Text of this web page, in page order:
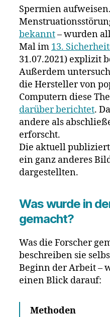
Spermien
bekannt– wurden
Mal im 13.
31.07.2021) explizit
Außerdem
die Hersteller von
Computern diese
darüber berichtet.
andere als
erforscht.
Die aktuell
ein ganz anderes
dargestellten.
Was wurde in
gemacht?
Was die Forscher
beschreiben sie
Beginn der Arbeit –
einen Blick darauf:
Methoden